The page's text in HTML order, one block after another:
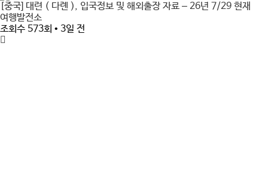
[중국] 대련 ( 다롄 ), 입국정보 및 해외출장 자료 – 26년 7/29 현재
여행발전소
조회수 573회 • 3일 전